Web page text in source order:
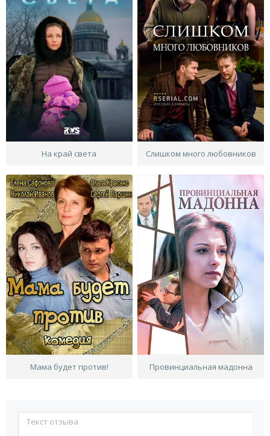
На край света Слишком много любовников
Мама будет против! Провинциальная мадонна